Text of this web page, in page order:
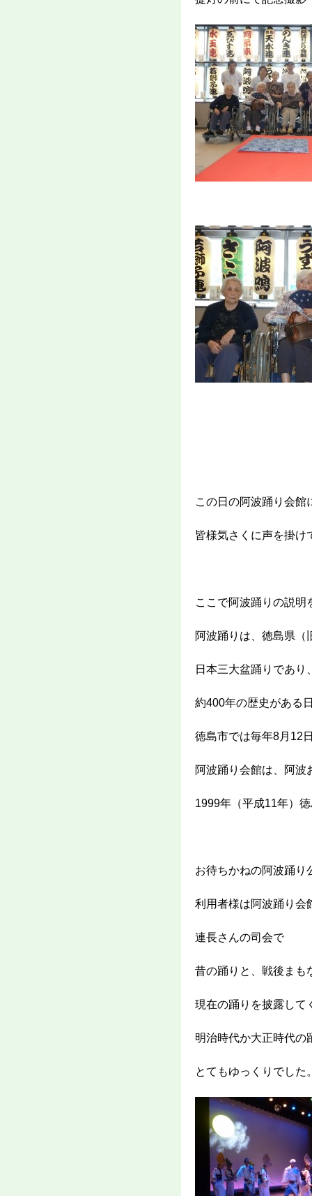
この日の阿波踊り会館
皆様気さくに声を掛け
ここで阿波踊りの説明
阿波踊りは、徳島県（
日本三大盆踊りであり
約400年の歴史がある
徳島市では毎年8月12
阿波踊り会館は、阿波
1999年（平成11年）
お待ちかねの阿波踊り
利用者様は阿波踊り会
連長さんの司会で
昔の踊りと、戦後まも
現在の踊りを披露して
明治時代か大正時代の
とてもゆっくりでした